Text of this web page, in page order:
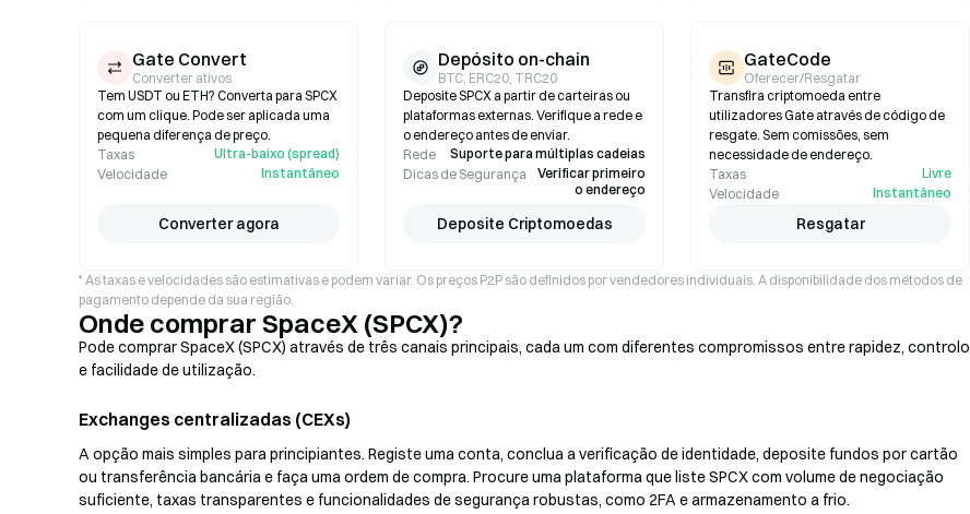
Gate Convert
Converter ativos
Tem USDT ou ETH? Converta para SPCX
com um clique. Pode ser aplicada uma
pequena diferença de preço.
Taxas
Ultra-baixo (spread)
Velocidade
Instantâneo
Converter agora
Depósito on-chain
BTC, ERC20, TRC20
Deposite SPCX a partir de carteiras ou
plataformas externas. Verifique a rede e
o endereço antes de enviar.
Rede
Suporte para múltiplas cadeias
Dicas de Segurança
Verificar primeiro
o endereço
Deposite Criptomoedas
GateCode
Oferecer/Resgatar
Transfira criptomoeda entre
utilizadores Gate através de código de
resgate. Sem comissões, sem
necessidade de endereço.
Taxas
Livre
Velocidade
Instantâneo
Resgatar
* As taxas e velocidades são estimativas e podem variar. Os preços P2P são definidos por vendedores individuais. A disponibilidade dos métodos de
pagamento depende da sua região.
Onde comprar SpaceX (SPCX)?
Pode comprar SpaceX (SPCX) através de três canais principais, cada um com diferentes compromissos entre rapidez, controlo
e facilidade de utilização.
Exchanges centralizadas (CEXs)
A opção mais simples para principiantes. Registe uma conta, conclua a verificação de identidade, deposite fundos por cartão
ou transferência bancária e faça uma ordem de compra. Procure uma plataforma que liste SPCX com volume de negociação
suficiente, taxas transparentes e funcionalidades de segurança robustas, como 2FA e armazenamento a frio.